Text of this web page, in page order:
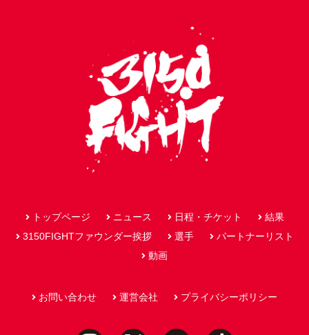
トップページ ニュース 日程・チケット
結果
3150FIGHTファウンダー挨拶
選手
パートナーリスト
動画
お問い合わせ 運営会社 プライバシーポリシー